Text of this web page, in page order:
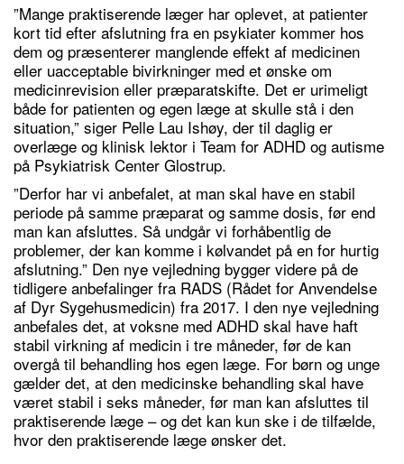
”Mange praktiserende læger har oplevet, at patienter
kort tid efter afslutning fra en psykiater kommer hos
dem og præsenterer manglende effekt af medicinen
eller uacceptable bivirkninger med et ønske om
medicinrevision eller præparatskifte. Det er urimeligt
både for patienten og egen læge at skulle stå i den
situation,” siger Pelle Lau Ishøy, der til daglig er
overlæge og klinisk lektor i Team for ADHD og autisme
på Psykiatrisk Center Glostrup.
”Derfor har vi anbefalet, at man skal have en stabil
periode på samme præparat og samme dosis, før end
man kan afsluttes. Så undgår vi forhåbentlig de
problemer, der kan komme i kølvandet på en for hurtig
afslutning.” Den nye vejledning bygger videre på de
tidligere anbefalinger fra RADS (Rådet for Anvendelse
af Dyr Sygehusmedicin) fra 2017. I den nye vejledning
anbefales det, at voksne med ADHD skal have haft
stabil virkning af medicin i tre måneder, før de kan
overgå til behandling hos egen læge. For børn og unge
gælder det, at den medicinske behandling skal have
været stabil i seks måneder, før man kan afsluttes til
praktiserende læge – og det kan kun ske i de tilfælde,
hvor den praktiserende læge ønsker det.